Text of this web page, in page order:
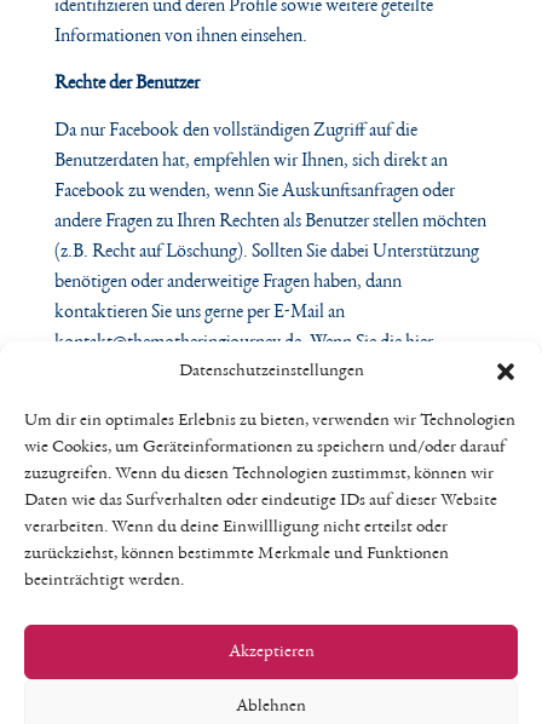
Datenschutzeinstellungen
Um dir ein optimales Erlebnis zu bieten, verwenden wir Technologien
wie Cookies, um Geräteinformationen zu speichern und/oder darauf
zuzugreifen. Wenn du diesen Technologien zustimmst, können wir
Daten wie das Surfverhalten oder eindeutige IDs auf dieser Website
verarbeiten. Wenn du deine Einwillligung nicht erteilst oder
zurückziehst, können bestimmte Merkmale und Funktionen
beeinträchtigt werden.
Akzeptieren
Ablehnen
identifizieren und deren Profile sowie weitere geteilte
Informationen von ihnen einsehen.
Rechte der Benutzer
Da nur Facebook den vollständigen Zugriff auf die
Benutzerdaten hat, empfehlen wir Ihnen, sich direkt an
Facebook zu wenden, wenn Sie Auskunftsanfragen oder
andere Fragen zu Ihren Rechten als Benutzer stellen möchten
(z.B. Recht auf Löschung). Sollten Sie dabei Unterstützung
benötigen oder anderweitige Fragen haben, dann
kontaktieren Sie uns gerne per E-Mail an
kontakt@themotheringjourney.de. Wenn Sie die hier
beschriebenen Datenverarbeitungen zukünftig nicht mehr
Funktionen „Diese Seite gefällt mir nicht mehr“ und/oder
„Diese Seite nicht mehr abonnieren“ die Verbindung Ihres
Benutzer-Profils zu meiner/unserer Seite auf.
Stand der Informationen: 14.06.2018
———————————————————————
© RAin Sabrina Keese-Haufs | lawlikes | 2018